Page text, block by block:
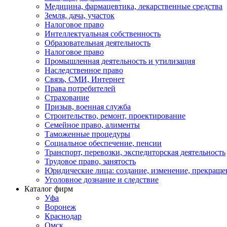
Медицина, фармацевтика, лекарственные средства
Земля, дача, участок
Налоговое право
Интеллектуальная собственность
Образовательная деятельность
Налоговое право
Промышленная деятельность и утилизация
Наследственное право
Связь, СМИ, Интернет
Права потребителей
Страхование
Призыв, военная служба
Строительство, ремонт, проектирование
Семейное право, алименты
Таможенные процедуры
Социальное обеспечение, пенсии
Транспорт, перевозки, экспедиторская деятельность
Трудовое право, занятость
Юридические лица: создание, изменение,
Уголовное дознание и следствие
Каталог фирм
Уфа
Воронеж
Краснодар
Омск